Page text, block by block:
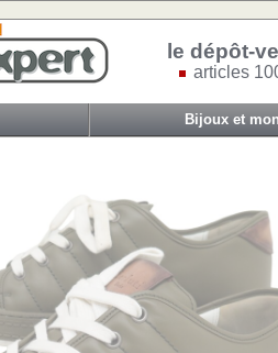
le dépôt-
articles
Bijoux et